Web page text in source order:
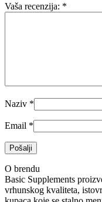
Vaša recenzija: *
Naziv *
Email *
O brendu
Basic Supplements
vrhunskog kvaliteta,